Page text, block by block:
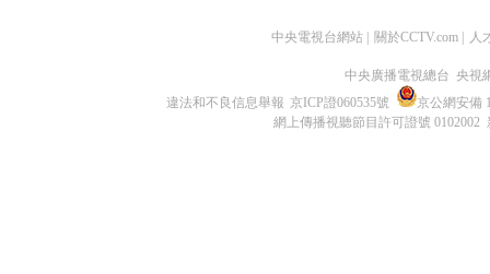
中央電視台網站 關於CCTV.com 人
中央廣播電視總台 央視
違法和不良信息舉報 京ICP證060535號
京公網安備
網上傳播視聽節目許可證號 0102002